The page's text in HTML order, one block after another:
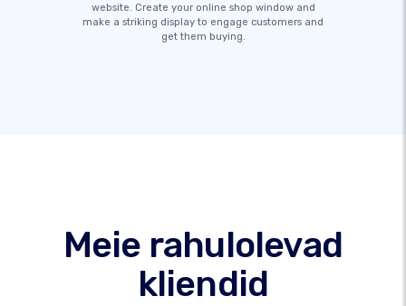
website. Create your online shop window and
make a striking display to engage customers and
get them buying.
Meie rahulolevad
kliendid